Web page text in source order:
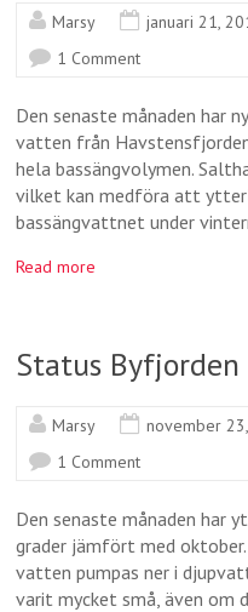
Marsy januari 21,
1 Comment
Den senaste månaden har
vatten från
hela bassängvolymen.
vilket kan medföra att
bassängvattnet under
Read more
Status
Marsy november
1 Comment
Den senaste månaden
grader jämfört med
vatten pumpas ner i
varit mycket små, även om